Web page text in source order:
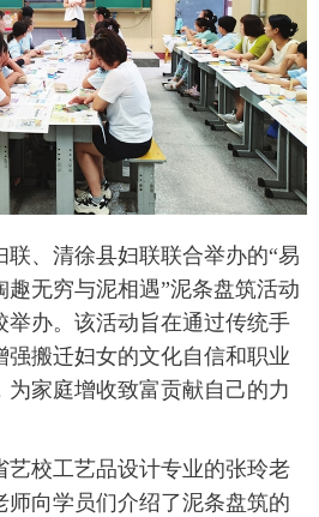
、清徐县妇联联合举办的“易
无穷与泥相遇”泥条盘筑活动
举办。该活动旨在通过传统手
强搬迁妇女的文化自信和职业
家庭增收致富贡献自己的力
校工艺品设计专业的张玲老
师向学员们介绍了泥条盘筑的